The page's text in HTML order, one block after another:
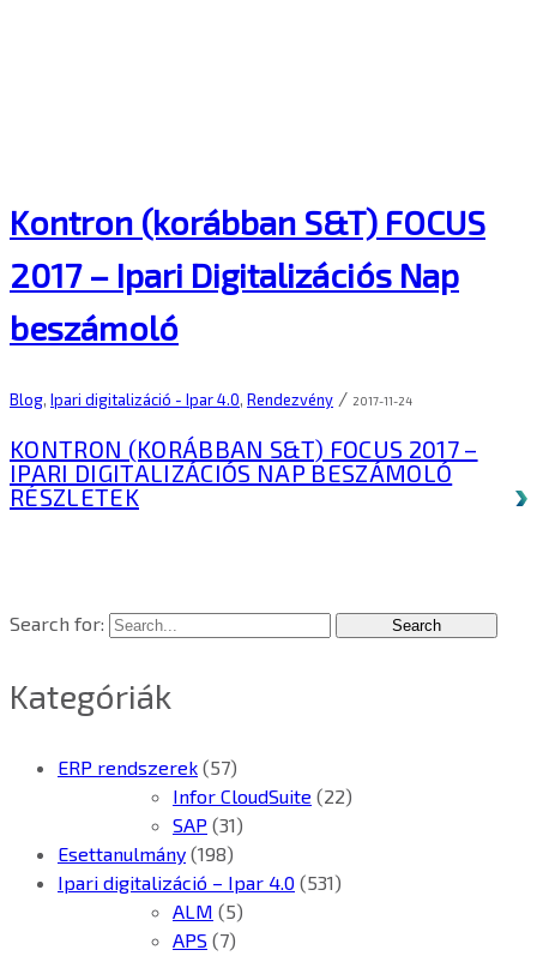
Kontron (korábban S&T) FOCUS
2017 – Ipari Digitalizációs Nap
beszámoló
Blog, Ipari digitalizáció - Ipar 4.0, Rendezvény / 2017-11-24
KONTRON (KORÁBBAN S&T) FOCUS 2017 –
IPARI DIGITALIZÁCIÓS NAP BESZÁMOLÓ
RÉSZLETEK
Search for:
Kategóriák
ERP rendszerek (57)
Infor CloudSuite (22)
SAP (31)
Esettanulmány (198)
Ipari digitalizáció – Ipar 4.0 (531)
ALM (5)
APS (7)